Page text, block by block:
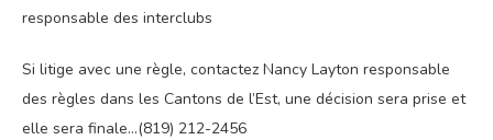
responsable des interclubs
Si litige avec une règle, contactez Nancy Layton responsable
des règles dans les Cantons de l’Est, une décision sera prise et
elle sera finale…(819) 212-2456